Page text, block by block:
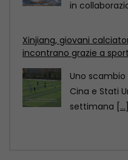
Cina e Stati
Motori Magazine – 9/8/
ROMA
– Nuova
elettrica e